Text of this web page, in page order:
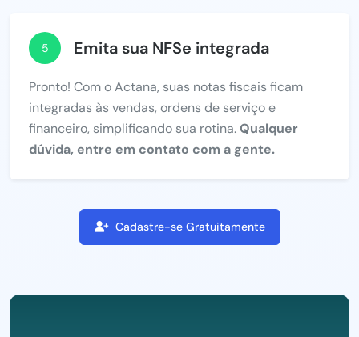
5 Emita sua NFSe integrada
Pronto! Com o Actana, suas notas fiscais ficam
integradas às vendas, ordens de serviço e
financeiro, simplificando sua rotina.Qualquer
dúvida, entre em contato com a gente.
Cadastre-se Gratuitamente